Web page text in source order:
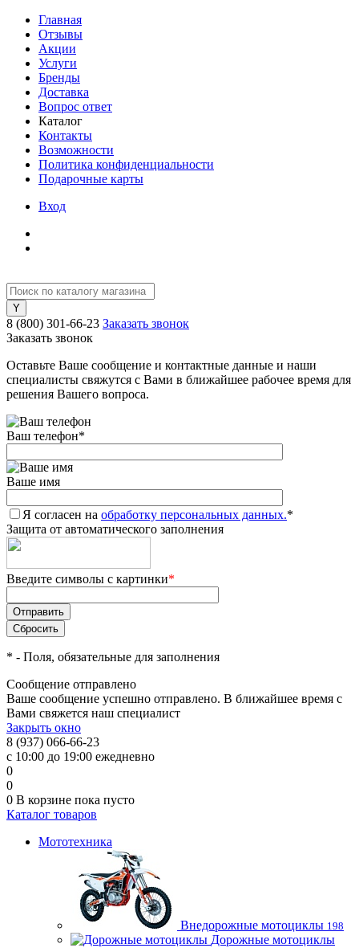
Главная
Отзывы
Акции
Услуги
Бренды
Доставка
Вопрос ответ
Каталог
Контакты
Возможности
Политика конфиденциальности
Подарочные карты
Вход
8 (800) 301-66-23 Заказать звонок
Заказать звонок
Оставьте Ваше сообщение и контактные данные и наши
специалисты свяжутся с Вами в ближайшее рабочее время для
решения Вашего вопроса.
Ваш телефон*
Ваше имя
Я согласен на обработку персональных данных.*
Защита от автоматического заполнения
Введите символы с картинки*
* - Поля, обязательные для заполнения
Сообщение отправлено
Ваше сообщение успешно отправлено. В ближайшее время с
Вами свяжется наш специалист
Закрыть окно
8 (937) 066-66-23
с 10:00 до 19:00 ежедневно
0
0
0 В корзине пока пусто
Каталог товаров
Мототехника
Внедорожные мотоциклы 198
Дорожные мотоциклы